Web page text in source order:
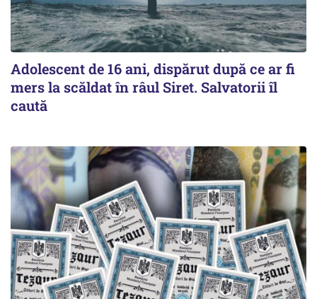
Adolescent de 16 ani, dispărut după ce ar fi
mers la scăldat în râul Siret. Salvatorii îl
caută